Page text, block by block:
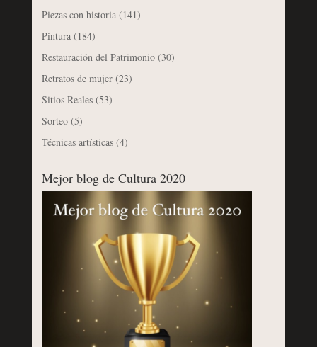
Piezas con historia(141)
Pintura(184)
Restauración del Patrimonio(30)
Retratos de mujer(23)
Sitios Reales(53)
Sorteo(5)
Técnicas artísticas(4)
Mejor blog de Cultura 2020